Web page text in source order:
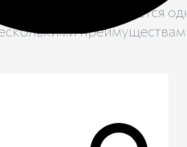
мемориала является